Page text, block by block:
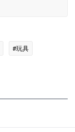
#玩具